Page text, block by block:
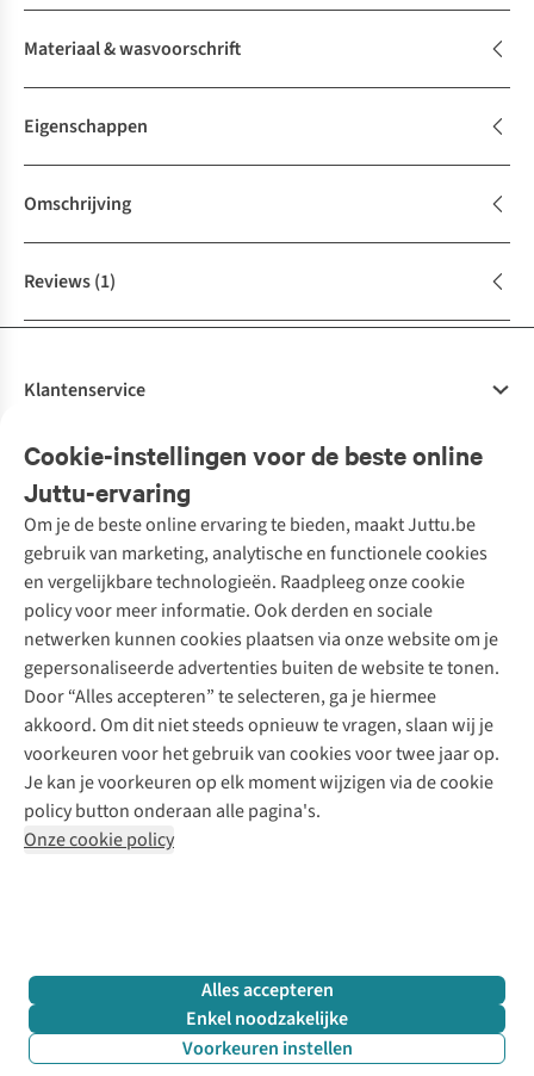
Materiaal & wasvoorschrift
Eigenschappen
Omschrijving
Reviews(1)
Cookie-instellingen voor de beste online
Juttu-ervaring
Om je de beste online ervaring te bieden, maakt Juttu.be
gebruik van marketing, analytische en functionele cookies
en vergelijkbare technologieën. Raadpleeg onze cookie
policy voor meer informatie. Ook derden en sociale
netwerken kunnen cookies plaatsen via onze website om je
gepersonaliseerde advertenties buiten de website te tonen.
Door “Alles accepteren” te selecteren, ga je hiermee
akkoord. Om dit niet steeds opnieuw te vragen, slaan wij je
voorkeuren voor het gebruik van cookies voor twee jaar op.
Je kan je voorkeuren op elk moment wijzigen via de cookie
policy button onderaan alle pagina's.
Onze cookie policy
Alles accepteren
Enkel noodzakelijke
Voorkeuren instellen
Klantenservice
Bestellen
Betalen
10% studentenkorting
Klarna - achteraf betalen
Levering
Retourneren
Bestelling herroepen
Garantie
Contact
Onze diensten
Tweedehands - ReJUsed
Kledingatelier
Personal shopping
Textielbox
Events / workshops
Juttu
Over ons
Juttu Friends
Inspiratie
Werken bij Juttu
Onze winkels
De wereld van Juttu
Verantwoord ondernemen
Toegankelijkheidsverklaring
Merken
Nathalie Vleeschouwer
Selected dames
HKLiving
Dickies
Sessùn
Strom
O My Bag
Revolution
Meld je aan voor de nieuwsbrief
Follow us
+32 (0)3 828 30 15 team@juttu.be
BTW BE 0416.762.280